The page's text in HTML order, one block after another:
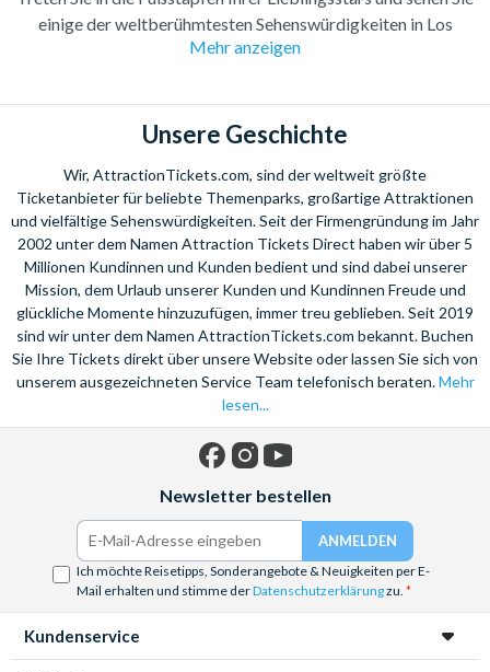
einige der weltberühmtesten Sehenswürdigkeiten in Los
Angeles. Der Hollywood Schriftzug und unzählige
einem Hollywoodfilm.
Schlendern Sie entlang des Hollywood Boulevards oder
erhaschen Sie sich einen Blick auf die Häuser der berümtesten
Filmstars mit der Movie Star Homes Tour. Wahre Filmfans
sollten Ihre Rückreise außerdem nicht antreten, ohne vorher
die Universal Studios Hollywood besucht zu haben. Dort
können Sie originale Filmsets bestaunen und mit ein bisschen
Glück auch Ihre Stars in Live antreffen.
Auch das Disneyland Kalifornien liegt nicht weit von Los
Angeles entfernt und hält unvergessliche Erinnerungen für Sie
bereit.
Machen Sie sich selbst ein Bild von der Stadt und erleben Sie
einen Urlaub voller Stars, Spaß und Staunen!
Mehr anzeigen
Unsere Geschichte
Wir, AttractionTickets.com, sind der weltweit größte
Ticketanbieter für beliebte Themenparks, großartige Attraktionen
und vielfältige Sehenswürdigkeiten. Seit der Firmengründung im Jahr
2002 unter dem Namen Attraction Tickets Direct haben wir über 5
Millionen Kundinnen und Kunden bedient und sind dabei unserer
Mission, dem Urlaub unserer Kunden und Kundinnen Freude und
glückliche Momente hinzuzufügen, immer treu geblieben. Seit 2019
sind wir unter dem Namen AttractionTickets.com bekannt. Buchen
Sie Ihre Tickets direkt über unsere Website oder lassen Sie sich von
unserem ausgezeichneten Service Team telefonisch beraten.Mehr
lesen...
Newsletter bestellen
Ich möchte Reisetipps, Sonderangebote & Neuigkeiten per E-
Mail erhalten und stimme derDatenschutzerklärungzu.
Kundenservice